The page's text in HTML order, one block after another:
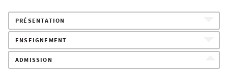
PRÉSENTATION
ENSEIGNEMENT
ADMISSION